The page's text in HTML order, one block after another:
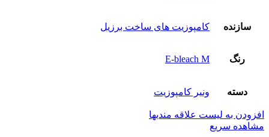
سازنده کامپوزیت های ساخت برزیل
رنگ E-bleach M
دسته ونیر کامپوزیت
افزودن به لیست علاقه مندیها
مشاهده سریع